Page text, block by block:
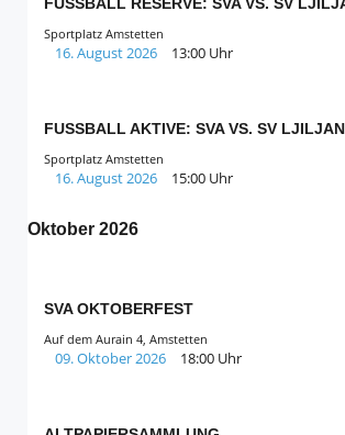
Sportplatz Amstetten
16. August 2026 13:00 Uhr
FUSSBALL AKTIVE: SVA VS. SV
Sportplatz Amstetten
16. August 2026 15:00 Uhr
Oktober 2026
SVA OKTOBERFEST
Auf dem Aurain 4, Amstetten
09. Oktober 2026 18:00 Uhr